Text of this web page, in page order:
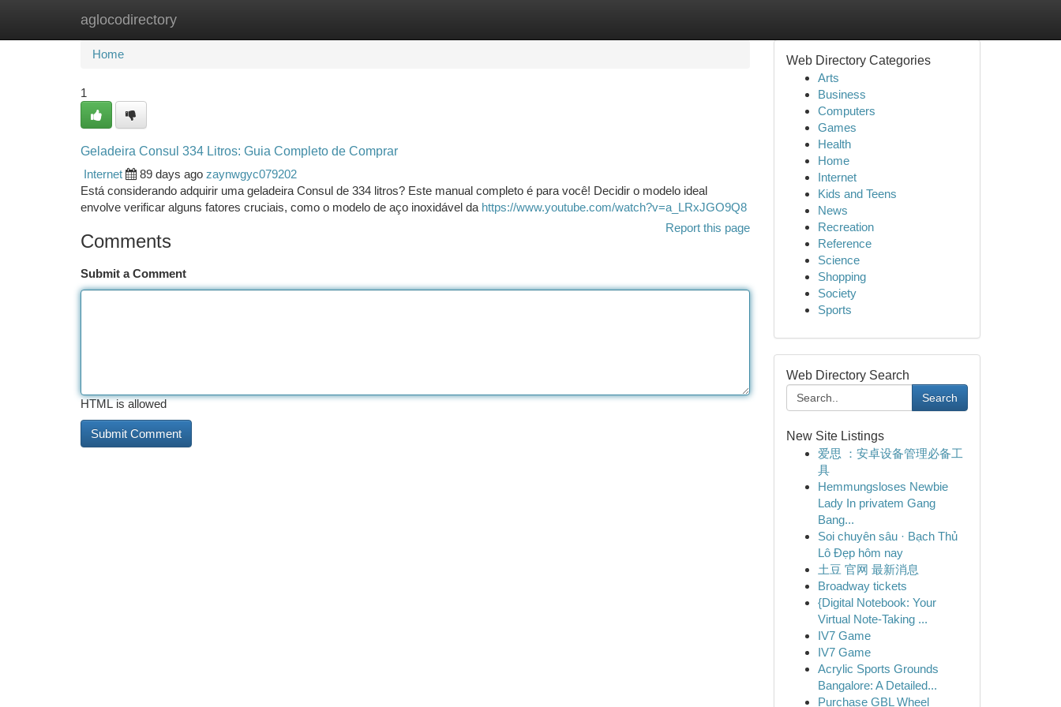
aglocodirectory
Home New Site Listings
Home
1
Geladeira Consul 334 Litros: Guia Completo de Comprar
Internet
89 days ago zaynwgyc079202
Está considerando adquirir uma geladeira Consul de 334 litros? Este manual completo é para você! Decidir o modelo ideal
envolve verificar alguns fatores cruciais, como o modelo de aço inoxidável da https://www.youtube.com/watch?v=a_LRxJGO9Q8
Report this page
Comments
Submit a Comment
HTML is allowed
Web Directory Categories
Arts
Business
Computers
Games
Health
Home
Internet
Kids and Teens
News
Recreation
Reference
Science
Shopping
Society
Sports
Web Directory Search
Search
New Site Listings
爱思 ：安卓设备管理必备工
具
Hemmungsloses Newbie
Lady In privatem Gang
Bang...
Soi chuyên sâu · Bạch Thủ
Lô Đẹp hôm nay
土豆 官网 最新消息
Broadway tickets
{Digital Notebook: Your
Virtual Note-Taking ...
IV7 Game
IV7 Game
Acrylic Sports Grounds
Bangalore: A Detailed...
Purchase GBL Wheel